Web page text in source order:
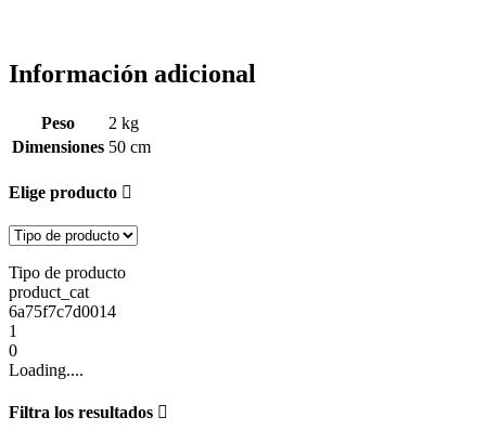
Información adicional
Peso
2 kg
Dimensiones 50 cm
Elige producto
Tipo de producto
product_cat
6a75f7c7d0014
1
0
Loading....
Filtra los resultados